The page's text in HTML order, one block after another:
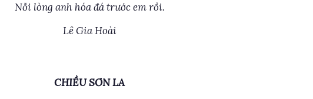
Nỗi lòng anh hóa đá trước em rồi.
Lê Gia Hoài
CHIỀU SƠN LA